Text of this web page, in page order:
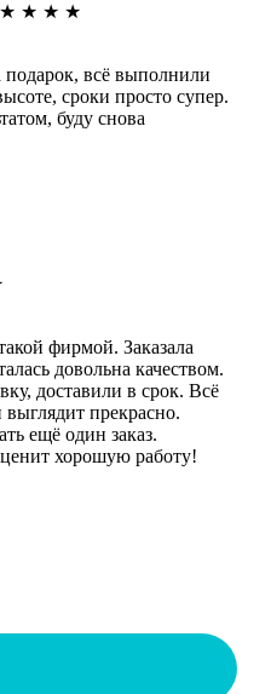
★ ★ ★ ★
подарок, всё выполнили
сроки просто супер.
буду снова
фирмой. Заказала
довольна качеством.
доставили в срок. Всё
прекрасно.
ещё один заказ.
хорошую работу!